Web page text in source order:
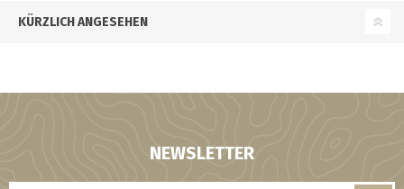
KÜRZLICH ANGESEHEN
NEWSLETTER